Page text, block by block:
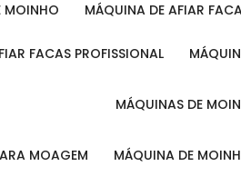
MOINHO MÁQUINA DE AFIAR
FACAS PROFISSIONAL
MÁQUINAS DE
MOAGEM MÁQUINA DE